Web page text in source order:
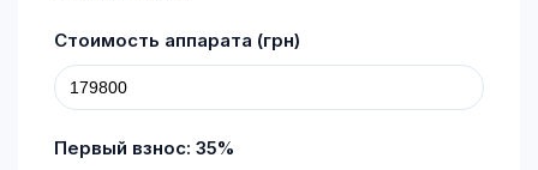
Стоимость аппарата (грн)
Первый взнос: 35%